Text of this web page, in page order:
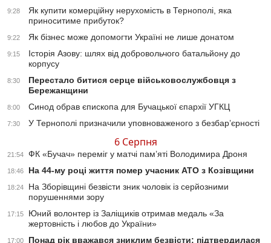
9:28
Як купити комерційну нерухомість в Тернополі, яка
приноситиме прибуток?
9:22 Як бізнес може допомогти Україні не лише донатом
9:15
Історія Азову: шлях від добровольчого батальйону до
корпусу
8:30
Перестало битися серце військовослужбовця з
Бережанщини
8:00 Синод обрав єпископа для Бучацької єпархії УГКЦ
7:30 У Тернополі призначили уповноваженого з безбар’єрності
6 Серпня
21:54 ФК «Бучач» переміг у матчі пам’яті Володимира Дроня
18:46 На 44-му році життя помер учасник АТО з Козівщини
18:24
На Зборівщині безвісти зник чоловік із серйозними
порушеннями зору
17:15
Юний волонтер із Заліщиків отримав медаль «За
жертовність і любов до України»
17:00 Понад рік вважався зниклим безвісти: підтвердилася